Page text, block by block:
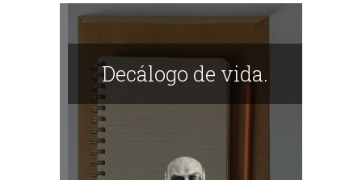
Decálogo de vida.